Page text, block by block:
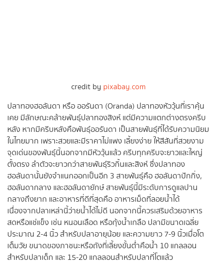
credit by pixabay.com
ปลาทองฮอลันดา หรือ ออรันดา (Oranda) ปลาทองหัววุ้นที่เราคุ้น
เคย มีลักษณะคล้ายพันธุ์ปลาทองสิงห์ แต่มีความแตกต่างตรงครีบ
หลัง หากมีครีบหลังคือพันธุ์ออรันดา เป็นสายพันธุ์ที่ได้รับความนิยม
ในไทยมาก เพราะสวยและมีราคาไม่แพง เลี้ยงง่าย ให้สีสันที่สวยงาม
จุดเด่นของพันธุ์นี้นอกจากมีหัววุ้นแล้ว ครีบทุกครีบจะยาวและใหญ่
ตั้งตรง ลำตัวจะยาวกว่าสายพันธุ์ริวกิ้นและสิงห์ ซึ่งปลาทอง
ฮอลันดานั้นยังจำแนกออกเป็นอีก 3 สายพันธุ์คือ ฮอลันดาปักกิ่ง,
ฮอลันดากลาง และฮอลันดายักษ์ สายพันธุ์นี้มีระดับการดูแลปาน
กลางถึงยาก และอาหารที่ดีที่สุดคือ อาหารเม็ดที่ลอยน้ำได้
เนื่องจากปลาเหล่านี้ว่ายน้ำได้ไม่ดี นอกจากนี้ควรเสริมด้วยอาหาร
สดหรือแช่แข็ง เช่น หนอนเลือด หรือกุ้งน้ำเกลือ ปลามีขนาดเฉลี่ย
ประมาณ 2-4 นิ้ว สำหรับปลาอายุน้อย และความยาว 7-9 นิ้วเมื่อโต
เต็มวัย ขนาดของภาชนะหรือถังที่เลี้ยงขั้นต่ำคือน้ำ 10 แกลลอน
สำหรับปลาเด็ก และ 15-20 แกลลอนสำหรับปลาที่โตแล้ว